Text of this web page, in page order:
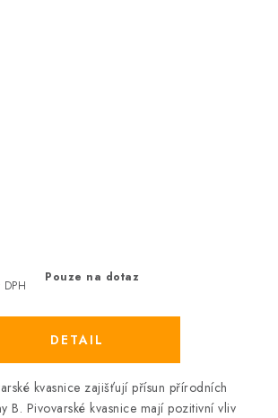
Pouze na dotaz
kvasnice zajišťují přísun přírodních
B. Pivovarské kvasnice mají pozitivní vliv